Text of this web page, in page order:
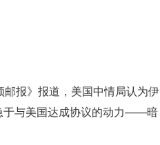
报》报道，美国中情局认为伊
于与美国达成协议的动力——暗